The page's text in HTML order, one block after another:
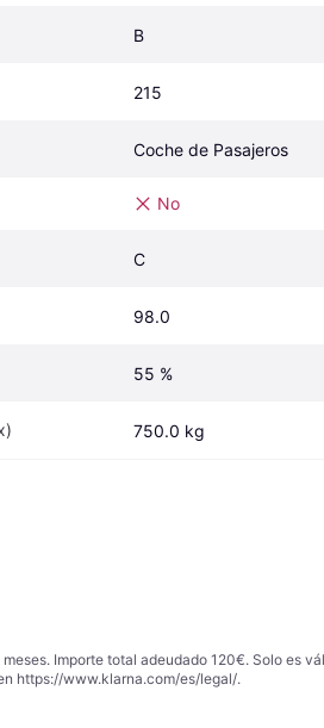
B
215
Coche de Pasajeros
No
C
98.0
55 %
750.0 kg
Importe total adeudado 120€. Solo es
https://www.klarna.com/es/legal/.